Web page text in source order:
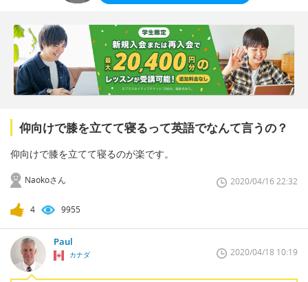
仰向けで膝を立てて寝るって英語でなんて言うの？
仰向けで膝を立てて寝るのが楽です。
Naokoさん 2020/04/16 22:32
4 9955
Paul
カナダ 2020/04/18 10:19